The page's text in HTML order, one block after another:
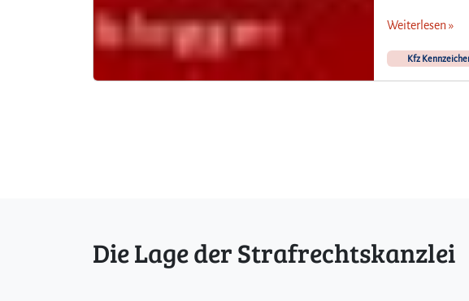
Weiterlesen »
Kfz
Die Lage der Strafrechtskanzlei